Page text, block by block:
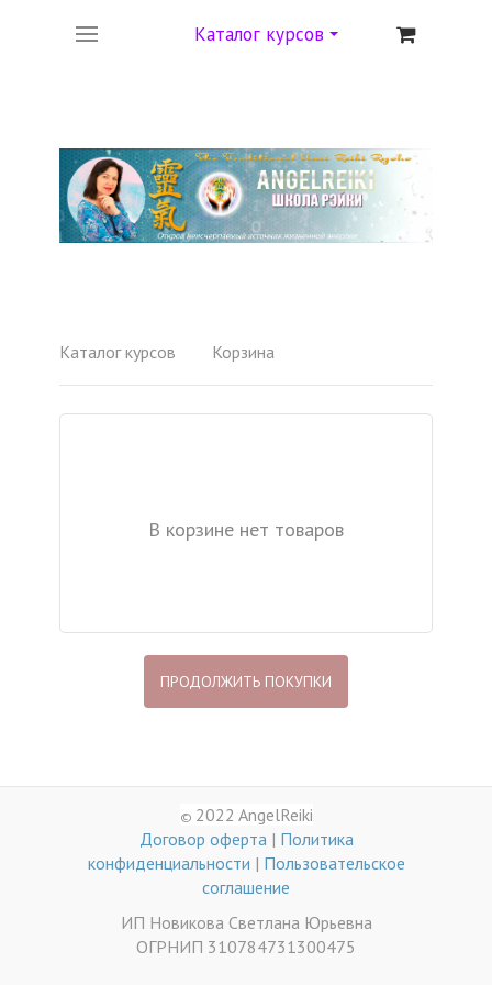
Каталог курсов
Каталог курсов Корзина
В корзине нет товаров
ПРОДОЛЖИТЬ ПОКУПКИ
© 2022 AngelReiki
Договор оферта| Политика
конфиденциальности | Пользовательское
соглашение
ИП Новикова Светлана Юрьевна
ОГРНИП 310784731300475